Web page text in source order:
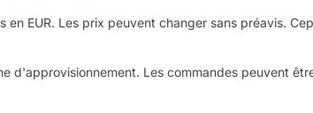
EUR. Les prix peuvent changer sans préavis.
Les commandes peuvent